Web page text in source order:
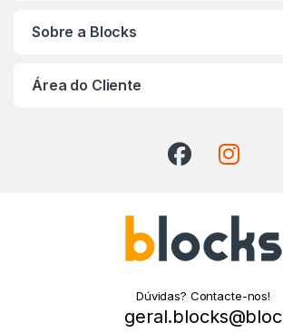
Sobre a Blocks
Área do Cliente
Dúvidas? Contacte-nos!
geral.blocks@bloc